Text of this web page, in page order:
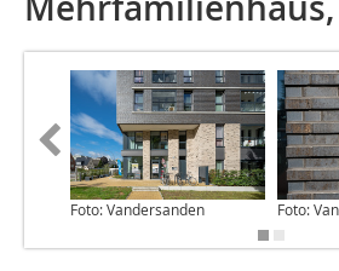
Foto: Vandersanden Foto: